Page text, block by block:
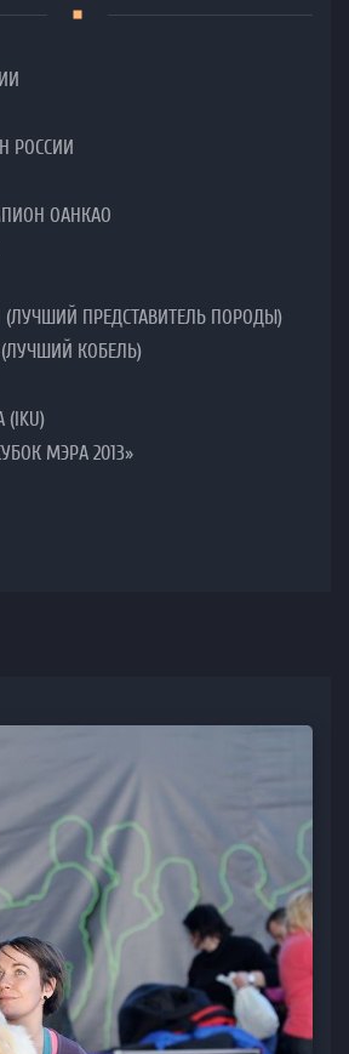
РОССИИ
ОАНКАО
ПРЕДСТАВИТЕЛЬ ПОРОДЫ)
КОБЕЛЬ)
МЭРА 2013»